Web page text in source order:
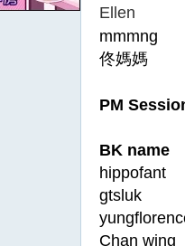
佟媽媽
PM
BK
gtsluk
Chan